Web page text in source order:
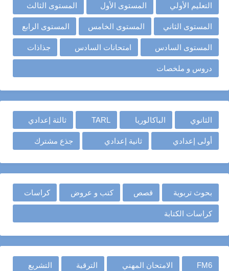
التعليم الأولي المستوى الأول المستوى الثالث
المستوى الثاني المستوى الخامس المستوى الرابع
المستوى السادس امتحانات السادس جذاذات
دروس و ملخصات
الثانوي الباكالوريا TARL ثالثة إعدادي
أولى إعدادي ثانية إعدادي جذع مشترك
بحوث تربوية قصص كتب و عروض كراسات
كراسات الكتابة
FM6 الامتحان المهني الترقية التشريع